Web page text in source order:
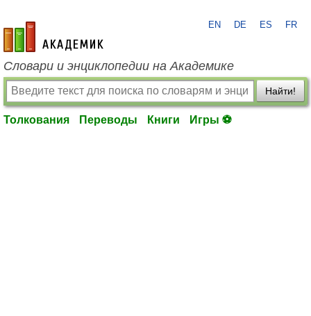
academic.ru
EN DE ES FR
Словари и энциклопедии на Академике
Найти!
Толкования Переводы Книги Игры ⚽